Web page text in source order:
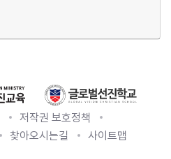
저작권 보호정책
찾아오시는길 사이트맵